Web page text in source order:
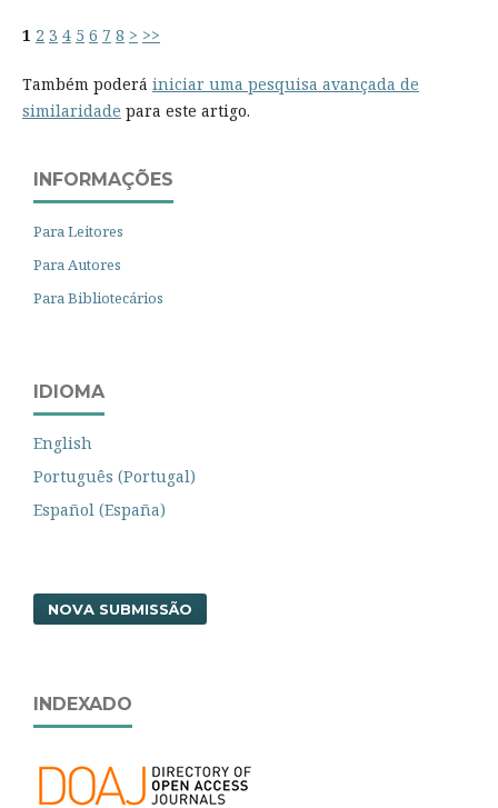
1 2 3 4 5 6 7 8 > >>
Também poderá iniciar uma pesquisa avançada de
similaridade para este artigo.
INFORMAÇÕES
Para Leitores
Para Autores
Para Bibliotecários
IDIOMA
English
Português (Portugal)
Español (España)
NOVA SUBMISSÃO
INDEXADO